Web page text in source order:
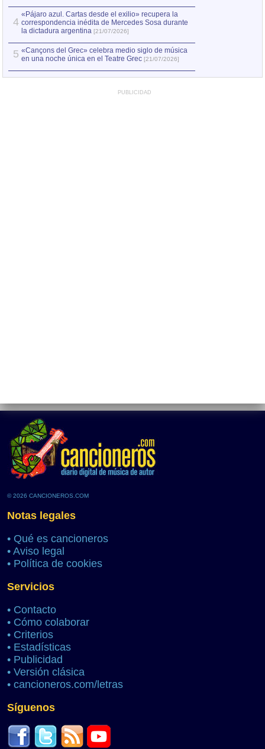
4
«Pájaro azul. Cartas desde el exilio» recupera la
correspondencia inédita de Mercedes Sosa durante
la dictadura argentina [21/07/2026]
5 «Cançons del Grec» celebra medio siglo de música
en una noche única en el Teatre Grec [21/07/2026]
PUBLICIDAD
© 2026 CANCIONEROS.COM
Notas legales
• Qué es cancioneros
• Aviso legal
• Política de cookies
Servicios
• Contacto
• Cómo colaborar
• Criterios
• Estadísticas
• Publicidad
• Versión clásica
• cancioneros.com/letras
Síguenos